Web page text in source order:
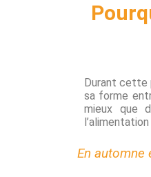
Durant cette
sa forme
mieux que
l’alimentation
En automne